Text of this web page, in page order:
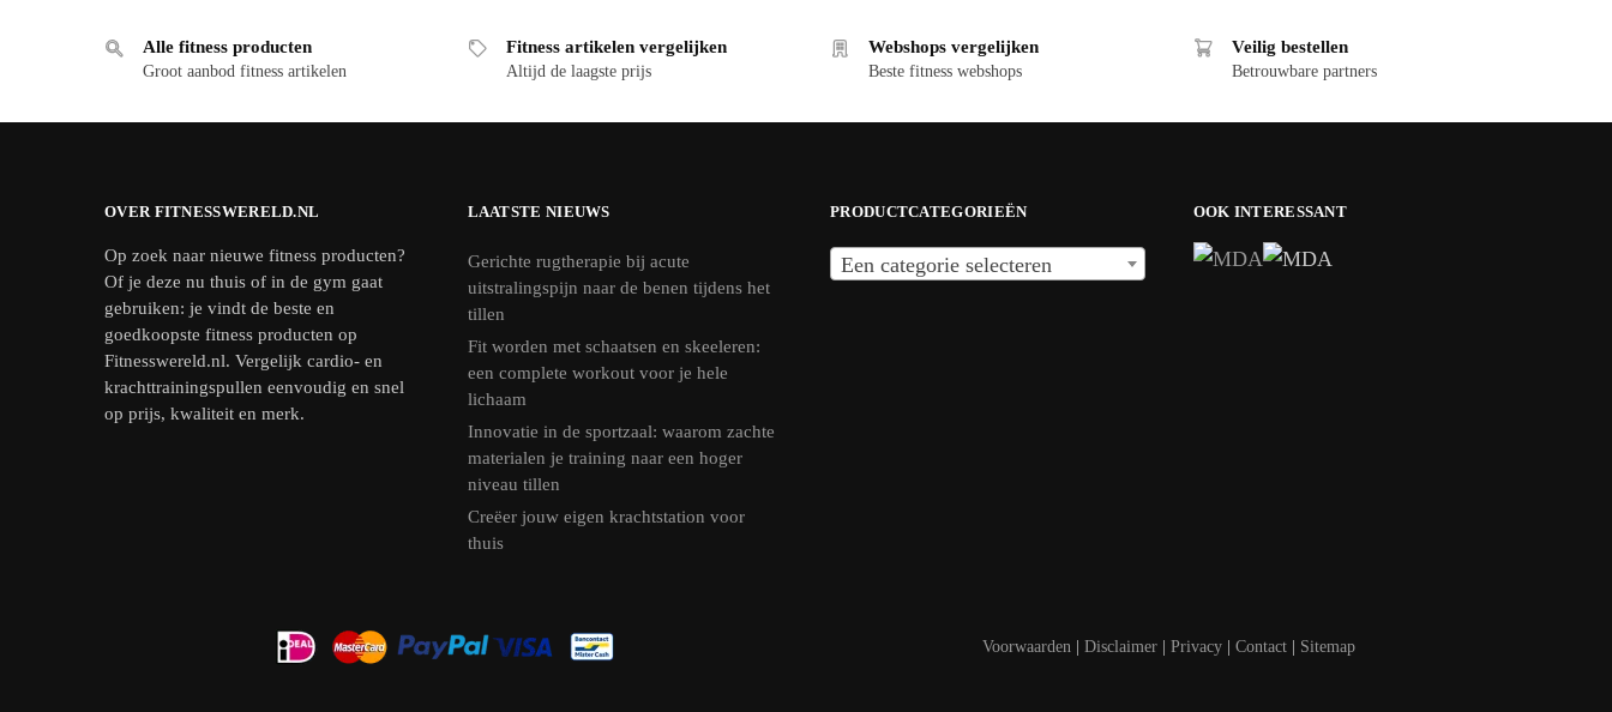
Alle fitness producten
Groot aanbod fitness artikelen
Fitness artikelen vergelijken
Altijd de laagste prijs
Webshops vergelijken
Beste fitness webshops
Veilig bestellen
Betrouwbare partners
OVER FITNESSWERELD.NL
Op zoek naar nieuwe fitness producten?
Of je deze nu thuis of in de gym gaat
gebruiken: je vindt de beste en
goedkoopste fitness producten op
Fitnesswereld.nl. Vergelijk cardio- en
krachttrainingspullen eenvoudig en snel
op prijs, kwaliteit en merk.
LAATSTE NIEUWS
Gerichte rugtherapie bij acute
uitstralingspijn naar de benen tijdens het
tillen
Fit worden met schaatsen en skeeleren:
een complete workout voor je hele
lichaam
Innovatie in de sportzaal: waarom zachte
materialen je training naar een hoger
niveau tillen
Creëer jouw eigen krachtstation voor
thuis
PRODUCTCATEGORIEËN
Een categorie selecteren
OOK INTERESSANT
Voorwaarden Disclaimer Privacy Contact Sitemap